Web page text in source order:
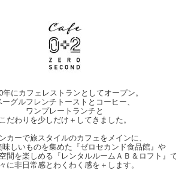
年にカフェレストランとしてオープン。
ーグルフレンチトーストとコーヒー、
ワンプレートランチと
こだわりを少しだけ＋してきました。
カーで旅スタイルのカフェをメインに、
味しいものを集めた『ゼロセカンド食品館』や
間を楽しめる『レンタルルームＡＢ＆ロフト』
に非日常感とわくわく感を＋します。